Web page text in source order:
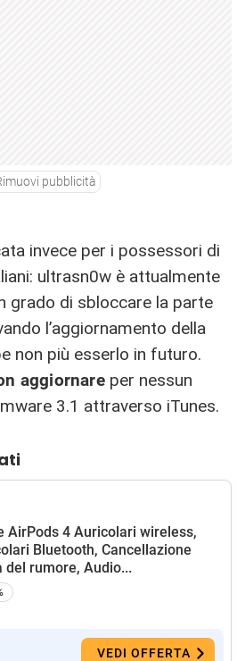
pubblicità
invece per i possessori di
ultrasn0w è attualmente
grado di sbloccare la parte
l’aggiornamento della
non più esserlo in futuro.
aggiornareper nessun
3.1 attraverso iTunes.
AirPods 4 Auricolari wireless,
Bluetooth, Cancellazione
del rumore, Audio...
VEDI OFFERTA